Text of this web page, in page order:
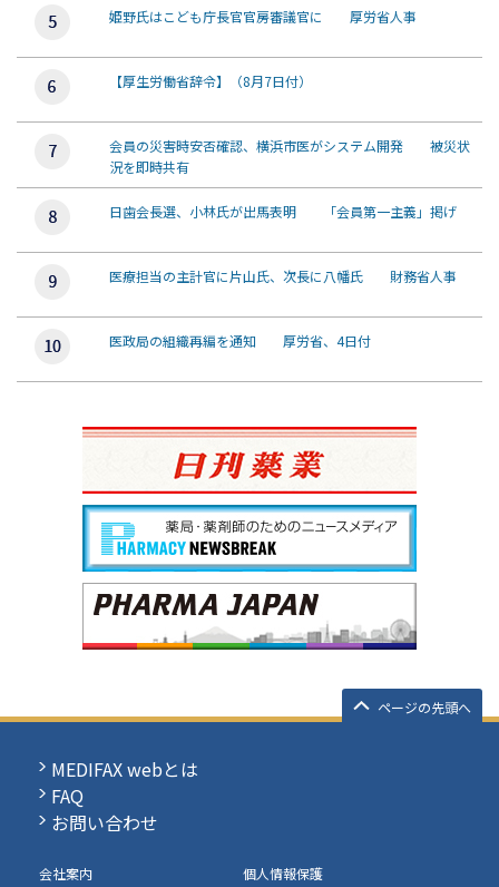
姫野氏はこども庁長官官房審議官に 厚労省人事
【厚生労働省辞令】（8月7日付）
会員の災害時安否確認、横浜市医がシステム開発 被災状
況を即時共有
日歯会長選、小林氏が出馬表明 「会員第一主義」掲げ
医療担当の主計官に片山氏、次長に八幡氏 財務省人事
医政局の組織再編を通知 厚労省、4日付
ページの先頭へ
MEDIFAX webとは
FAQ
お問い合わせ
会社案内 個人情報保護